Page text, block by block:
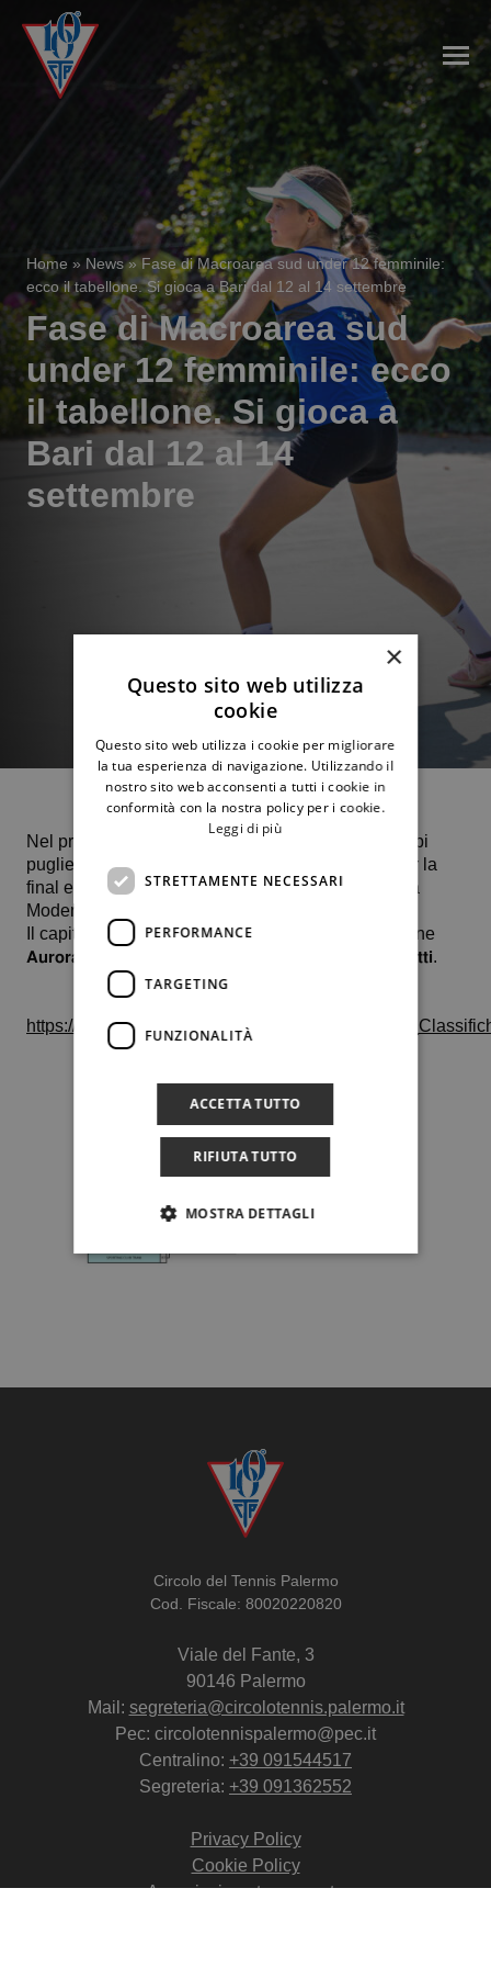
Home » News»Fase di Macroarea sud under 12 femminile:
ecco il tabellone. Si gioca a Bari dal 12 al 14 settembre
Fase di Macroarea sud
under 12 femminile: ecco
il tabellone. Si gioca a
Bari dal 12 al 14
settembre
Nel prossimo fine settimana, il 𝑪𝒕 𝑷𝒂𝒍𝒆𝒓𝒎𝒐, sui campi
pugliesi del Ct Bari, proverà a prendersi il pass per la
final eight nazionale di scena al Club La Meridiana
Modena nel weekend successivo.
Il capitano 𝐒𝐢𝐥𝐯𝐢𝐨 𝐌𝐚𝐫𝐚𝐬𝐜𝐚 avrà a propria disposizione
𝗔𝘂𝗿𝗼𝗿𝗮 𝗙𝗿𝗲𝗻𝗶, 𝗔𝗹𝗲𝘀𝘀𝗮𝗻𝗱𝗿𝗮 𝗠𝗼𝗿𝗺𝗶𝗻𝗼 e 𝗟𝘂𝗱𝗼𝘃𝗶𝗰𝗮 𝗣𝗶𝘃𝗲𝘁𝘁𝗶.
https://www.fitp.it/media/FIT/Federtennis/
Circolo del Tennis Palermo
Cod. Fiscale: 80020220820
Viale del Fante, 3
90146 Palermo
Mail: segreteria@circolotennis.palermo.it
Pec: circolotennispalermo@pec.it
Centralino: +39 091544517
Segreteria: +39 091362552
Privacy Policy
Cookie Policy
Associazione trasparente
×
Questo sito web utilizza
cookie
Questo sito web utilizza i cookie per migliorare
la tua esperienza di navigazione. Utilizzando il
nostro sito web acconsenti a tutti i cookie in
conformità con la nostra policy per i cookie.
Leggi di più
STRETTAMENTE NECESSARI
PERFORMANCE
TARGETING
FUNZIONALITÀ
ACCETTA TUTTO
RIFIUTA TUTTO
MOSTRA DETTAGLI